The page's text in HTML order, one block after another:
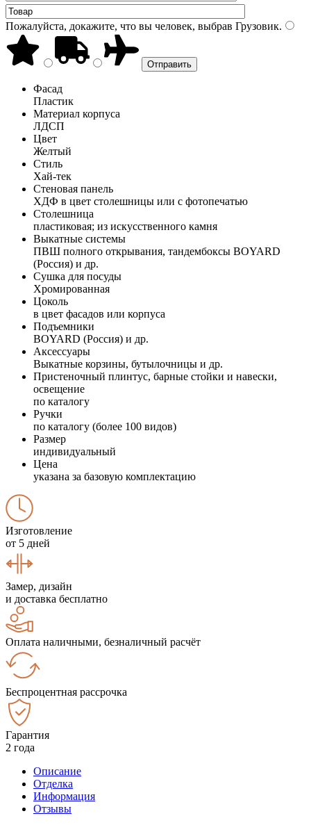
Пожалуйста, докажите, что вы человек, выбрав Грузовик.
Фасад
Пластик
Материал корпуса
ЛДСП
Цвет
Желтый
Стиль
Хай-тек
Стеновая панель
ХДФ в цвет столешницы или с фотопечатью
Столешница
пластиковая; из искусственного камня
Выкатные системы
ПВШ полного открывания, тандембоксы BOYARD
(Россия) и др.
Сушка для посуды
Хромированная
Цоколь
в цвет фасадов или корпуса
Подъемники
BOYARD (Россия) и др.
Аксессуары
Выкатные корзины, бутылочницы и др.
Пристеночный плинтус, барные стойки и навески,
освещение
по каталогу
Ручки
по каталогу (более 100 видов)
Размер
индивидуальный
Цена
указана за базовую комплектацию
Изготовление
от 5 дней
Замер, дизайн
и доставка бесплатно
Оплата наличными, безналичный расчёт
Беспроцентная рассрочка
Гарантия
2 года
Описание
Отделка
Информация
Отзывы